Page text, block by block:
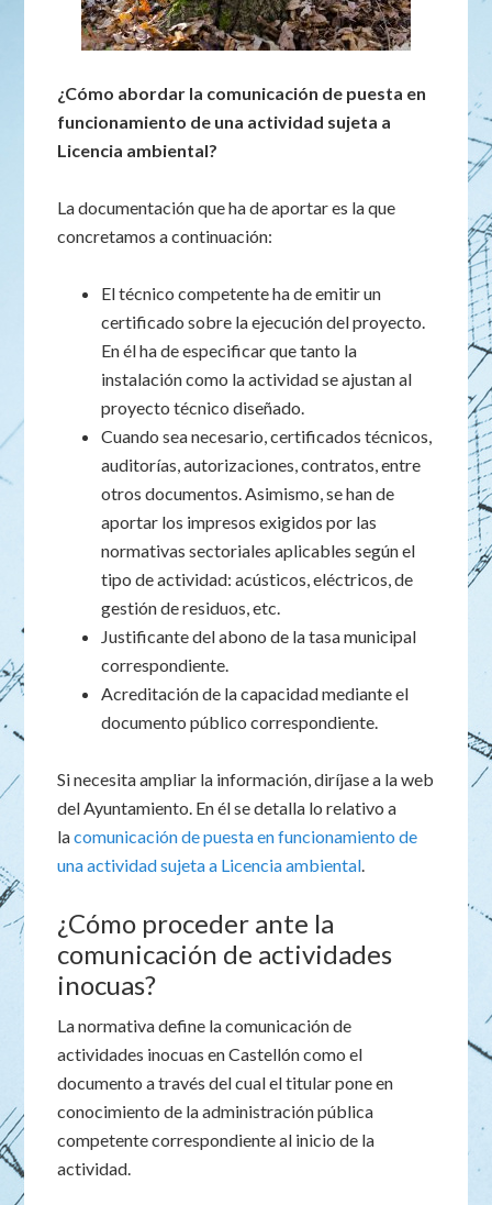
¿Cómo abordar la comunicación de puesta en
funcionamiento de una actividad sujeta a
Licencia ambiental?
La documentación que ha de aportar es la que
concretamos a continuación:
El técnico competente ha de emitir un
certificado sobre la ejecución del proyecto.
En él ha de especificar que tanto la
instalación como la actividad se ajustan al
proyecto técnico diseñado.
Cuando sea necesario, certificados técnicos,
auditorías, autorizaciones, contratos, entre
otros documentos. Asimismo, se han de
aportar los impresos exigidos por las
normativas sectoriales aplicables según el
tipo de actividad: acústicos, eléctricos, de
gestión de residuos, etc.
Justificante del abono de la tasa municipal
correspondiente.
Acreditación de la capacidad mediante el
documento público correspondiente.
Si necesita ampliar la información, diríjase a la web
del Ayuntamiento. En él se detalla lo relativo a
lacomunicación de puesta en funcionamiento de
una actividad sujeta a Licencia ambiental.
¿Cómo proceder ante la
comunicación de actividades
inocuas?
La normativa define la comunicación de
actividades inocuas en Castellón como el
documento a través del cual el titular pone en
conocimiento de la administración pública
competente correspondiente al inicio de la
actividad.